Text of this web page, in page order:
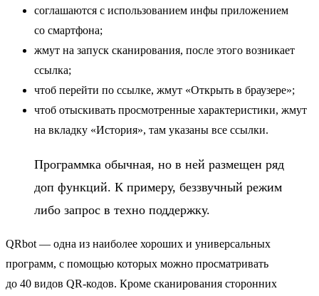
соглашаются с использованием инфы приложением
со смартфона;
жмут на запуск сканирования, после этого возникает
ссылка;
чтоб перейти по ссылке, жмут «Открыть в браузере»;
чтоб отыскивать просмотренные характеристики, жмут
на вкладку «История», там указаны все ссылки.
Программка обычная, но в ней размещен ряд
доп функций. К примеру, беззвучный режим
либо запрос в техно поддержку.
QRbot — одна из наиболее хороших и универсальных
программ, с помощью которых можно просматривать
до 40 видов QR-кодов. Кроме сканирования сторонних